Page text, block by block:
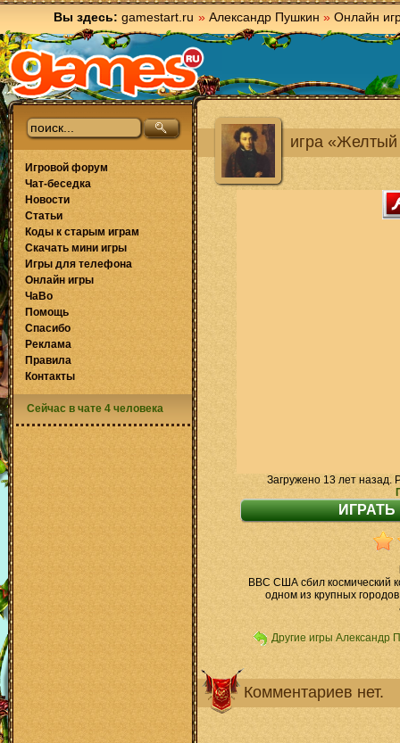
Вы здесь: gamestart.ru » Александр Пушкин » Онлайн
игра
Загружено 13 лет назад.
ВВС США сбил космический
одном из крупных
Другие игры Александр
Комментариев нет.
Игровой форум
Чат-беседка
Новости
Статьи
Коды к старым играм
Скачать мини игры
Игры для телефона
Онлайн игры
ЧаВо
Помощь
Спасибо
Реклама
Правила
Контакты
Сейчас в чате 4 человека